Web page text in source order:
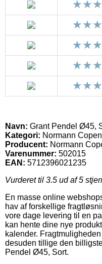
Navn: Grant Pendel Ø45,
Kategori: Normann
Producent: Normann
Varenummer: 502015
EAN: 5712396021235
Vurderet til 3.5 ud af 5
En masse online
hav af forskellige
vore dage levering til en
kan hente dine nye
kalender.
desuden tillige den
Pendel Ø45, Sort.